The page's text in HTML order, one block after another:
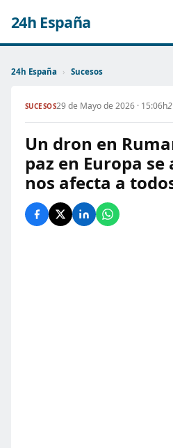
24h España
24h España › Sucesos
SUCESOS29 de Mayo de 2026 · 15:06h
Un dron en
paz en Europa se
nos afecta a